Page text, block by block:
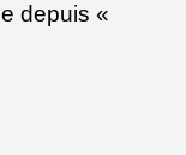
depuis «